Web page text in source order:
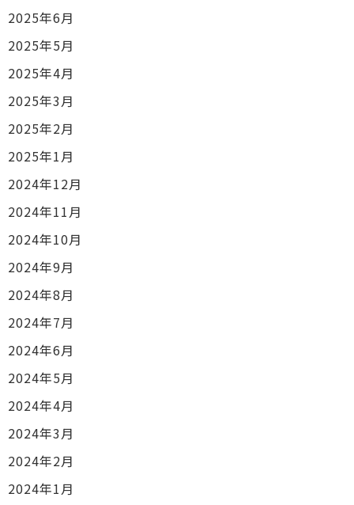
2025年6月
2025年5月
2025年4月
2025年3月
2025年2月
2025年1月
2024年12月
2024年11月
2024年10月
2024年9月
2024年8月
2024年7月
2024年6月
2024年5月
2024年4月
2024年3月
2024年2月
2024年1月